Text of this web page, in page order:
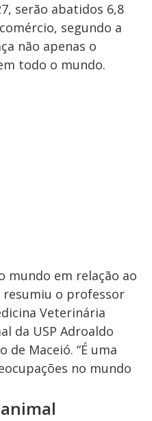
serão abatidos 6,8
segundo a
não apenas o
todo o mundo.
mundo em relação ao
resumiu o professor
Veterinária
da USP Adroaldo
de Maceió. “É uma
no mundo